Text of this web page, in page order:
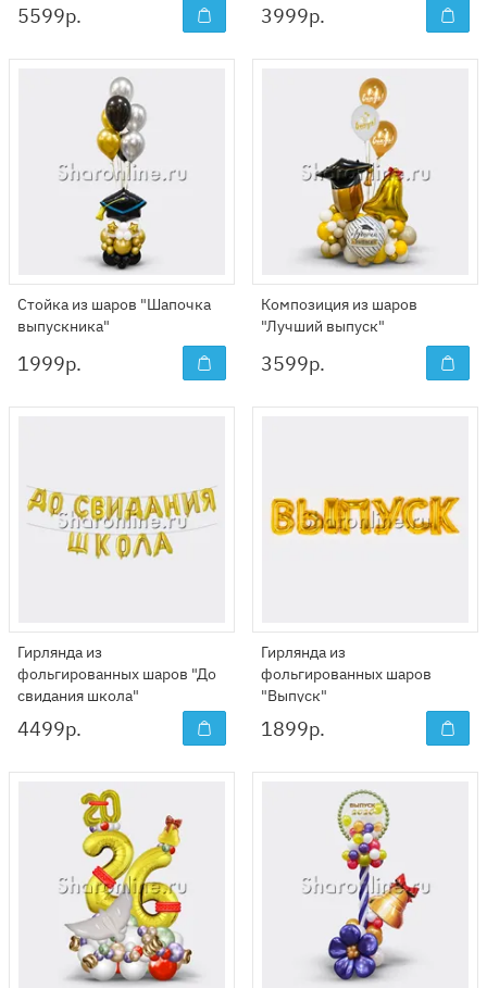
5599р. 3999р.
Стойка из шаров "Шапочка
выпускника"
1999р.
Композиция из шаров
"Лучший выпуск"
3599р.
Гирлянда из
фольгированных шаров "До
свидания школа"
4499р.
Гирлянда из
фольгированных шаров
"Выпуск"
1899р.